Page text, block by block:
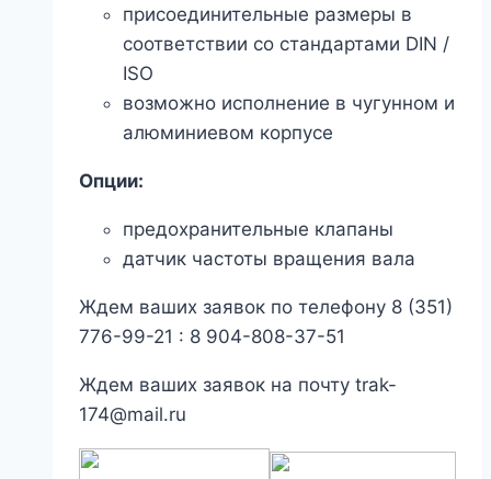
присоединительные размеры в
соответствии со стандартами DIN /
ISO
возможно исполнение в чугунном и
алюминиевом корпусе
Опции:
предохранительные клапаны
датчик частоты вращения вала
Ждем ваших заявок по телефону 8 (351)
776-99-21 : 8 904-808-37-51
Ждем ваших заявок на почту trak-
174@mail.ru